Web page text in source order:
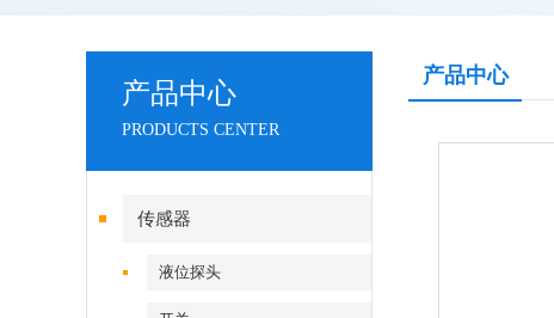
产品中心
PRODUCTS CENTER
传感器
液位探头
产品中心